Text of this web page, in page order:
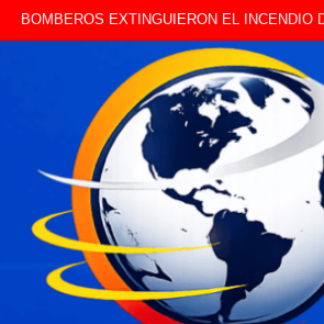
LA POLICÍA INVESTIGA ROBO A CAMBISTA